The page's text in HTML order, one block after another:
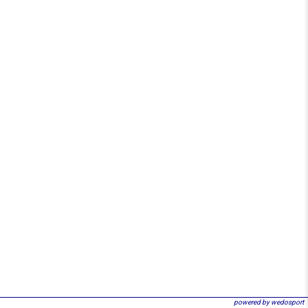
powered by wedosport